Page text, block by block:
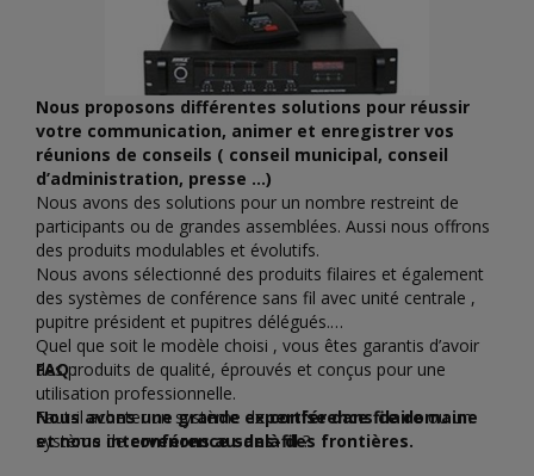
Nous proposons différentes solutions pour réussir
votre communication, animer et enregistrer vos
réunions de conseils ( conseil municipal, conseil
d’administration, presse …)
Nous avons des solutions pour un nombre restreint de
participants ou de grandes assemblées. Aussi nous offrons
des produits modulables et évolutifs.
Nous avons sélectionné des produits filaires et également
des systèmes de conférence sans fil avec unité centrale ,
pupitre président et pupitres délégués.
Quel que soit le modèle choisi , vous êtes garantis d’avoir
des produits de qualité, éprouvés et conçus pour une
utilisation professionnelle.
Nous avons une grande expertise dans ce domaine
et nous intervenons au-delà des frontières.
FAQ:
Faut-il acheter un système deconférence filaireou un
système deconférence sans-fil?